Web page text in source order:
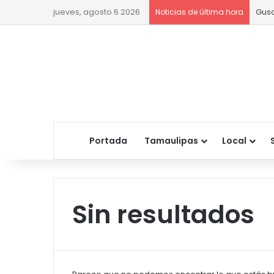
jueves, agosto 6 2026 Noticias de última hora
Portada Tamaulipas Local
Sin resultados